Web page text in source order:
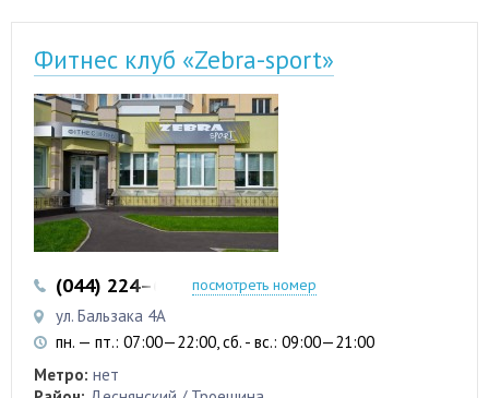
Фитнес клуб «Zebra-sport»
(044) 224–63-07посмотреть номер
ул. Бальзака 4А
пн. — пт.: 07:00—22:00, сб. - вс.: 09:00—21:00
Метро: нет